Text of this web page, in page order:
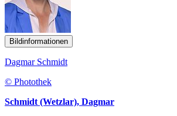
Bildinformationen
Dagmar Schmidt
© Photothek
Schmidt (Wetzlar), Dagmar